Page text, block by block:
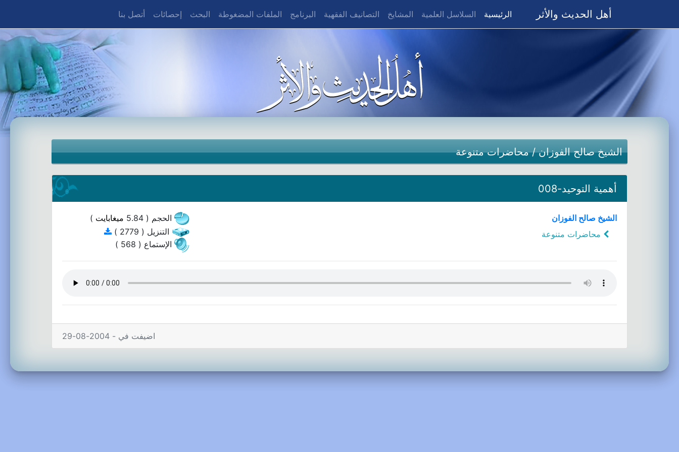
أهل الحديث والأثر الرئيسية السلاسل العلمية المشايخ التصانيف الفقهية البرنامج الملفات المضغوطة البحث إحصائات أتصل بنا
الشيخ صالح الفوزان/محاضرات متنوعة
أهمية التوحيد-008
الشيخ صالح الفوزان
محاضرات متنوعة
الحجم ( 5.84 ميغابايت )
التنزيل ( 2779 )
الإستماع ( 568 )
اضيفت في - 2004-08-29